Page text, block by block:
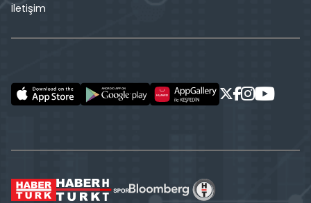
İletişim